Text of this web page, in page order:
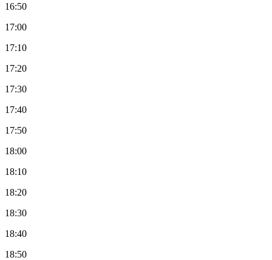
16:50
17:00
17:10
17:20
17:30
17:40
17:50
18:00
18:10
18:20
18:30
18:40
18:50